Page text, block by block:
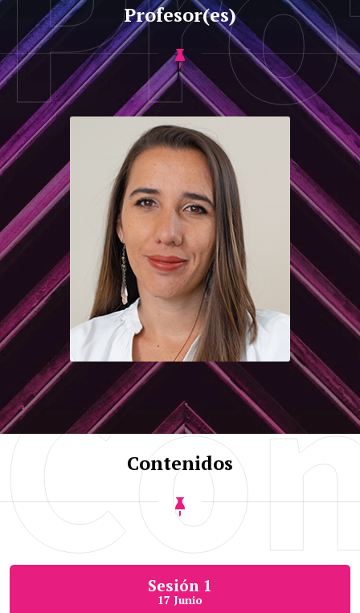
Profesor(es)
Mst. Viviana
Vásquez
Máster Universitario en Terapias
de Tercera Generación.
Contenidos
Sesión 1
17 Junio